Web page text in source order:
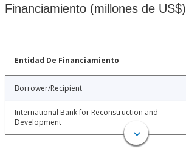
Financiamiento (millones de US$)
Entidad De Financiamiento
Borrower/Recipient
International Bank for Reconstruction and
Development